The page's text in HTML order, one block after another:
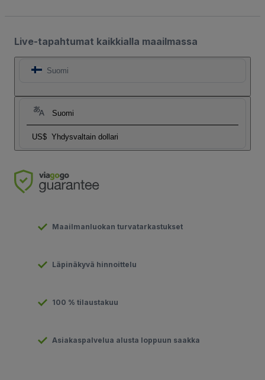
Live-tapahtumat kaikkialla maailmassa
Suomi
Suomi
US$ Yhdysvaltain dollari
Maailmanluokan turvatarkastukset
Läpinäkyvä hinnoittelu
100 % tilaustakuu
Asiakaspalvelua alusta loppuun saakka